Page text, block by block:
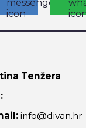
Tenžera
info@divan.hr